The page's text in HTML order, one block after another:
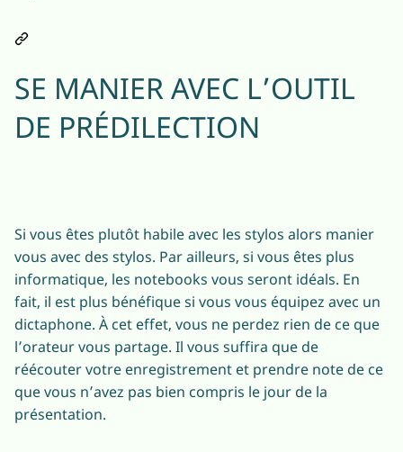
SE MANIER AVEC L’OUTIL
DE PRÉDILECTION
Si vous êtes plutôt habile avec les stylos alors manier
vous avec des stylos. Par ailleurs, si vous êtes plus
informatique, les notebooks vous seront idéals. En
fait, il est plus bénéfique si vous vous équipez avec un
dictaphone. À cet effet, vous ne perdez rien de ce que
l’orateur vous partage. Il vous suffira que de
réécouter votre enregistrement et prendre note de ce
que vous n’avez pas bien compris le jour de la
présentation.